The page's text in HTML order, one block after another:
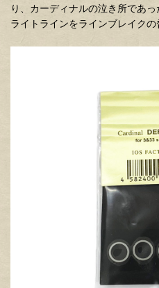
り、カーディナルの泣き所であ
ライトラインをラインブレイク